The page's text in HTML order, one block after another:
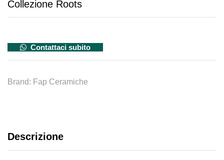
Collezione Roots
Contattaci subito
Brand: Fap Ceramiche
Descrizione